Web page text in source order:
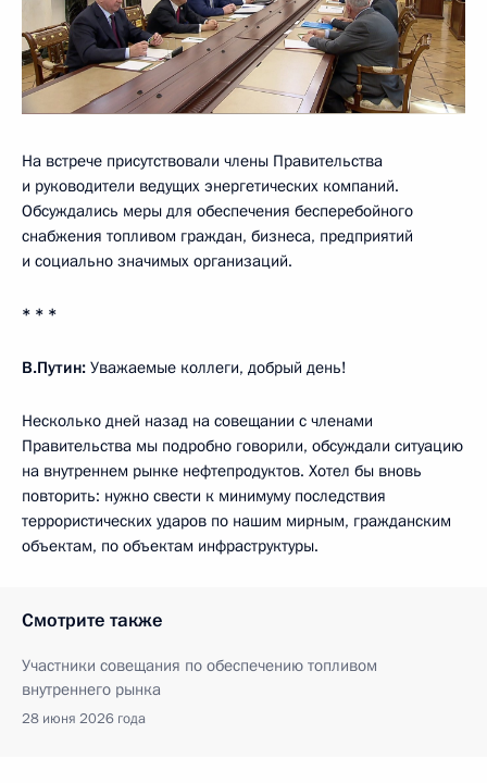
На встрече присутствовали члены Правительства
и руководители ведущих энергетических компаний.
Обсуждались меры для обеспечения бесперебойного
снабжения топливом граждан, бизнеса, предприятий
и социально значимых организаций.
* * *
В.Путин: Уважаемые коллеги, добрый день!
Несколько дней назад на совещании с членами
Правительства мы подробно говорили, обсуждали ситуацию
на внутреннем рынке нефтепродуктов. Хотел бы вновь
повторить: нужно свести к минимуму последствия
террористических ударов по нашим мирным, гражданским
объектам, по объектам инфраструктуры.
Смотрите также
Участники совещания по обеспечению топливом
внутреннего рынка
28 июня 2026 года